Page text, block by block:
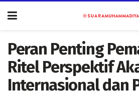
Peran Penting
Ritel Perspektif
Internasional dan